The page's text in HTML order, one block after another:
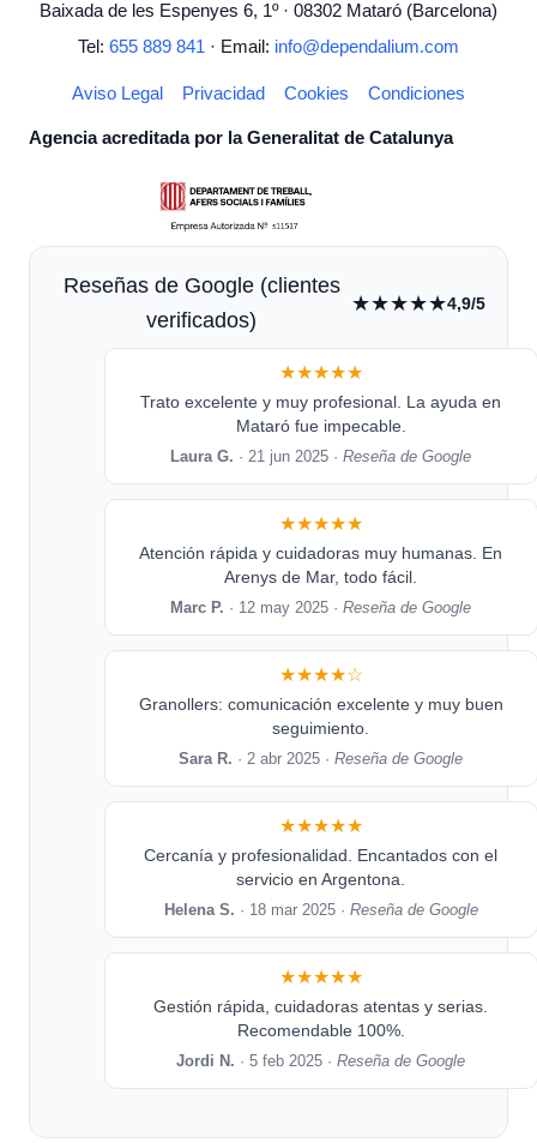
Baixada de les Espenyes 6, 1º · 08302 Mataró (Barcelona)
Tel: 655 889 841 · Email: info@dependalium.com
Aviso Legal Privacidad Cookies Condiciones
Agencia acreditada por la Generalitat de Catalunya
Reseñas de Google (clientes
verificados)
★★★★★4,9/5
★★★★★
Trato excelente y muy profesional. La ayuda en
Mataró fue impecable.
Laura G. · 21 jun 2025 ·Reseña de Google
★★★★★
Atención rápida y cuidadoras muy humanas. En
Arenys de Mar, todo fácil.
Marc P. · 12 may 2025 ·Reseña de Google
★★★★☆
Granollers: comunicación excelente y muy buen
seguimiento.
Sara R. · 2 abr 2025 ·Reseña de Google
★★★★★
Cercanía y profesionalidad. Encantados con el
servicio en Argentona.
Helena S. · 18 mar 2025 · Reseña de Google
★★★★★
Gestión rápida, cuidadoras atentas y serias.
Recomendable 100%.
Jordi N. · 5 feb 2025 ·Reseña de Google